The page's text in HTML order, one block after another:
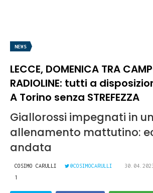
NEWS
LECCE, DOMENICA TRA
RADIOLINE: tutti a
A Torino senza STREFEZZA
Giallorossi impegnati in un
allenamento mattutino:
andata
COSIMO CARULLI @COSIMOCARULLI
1